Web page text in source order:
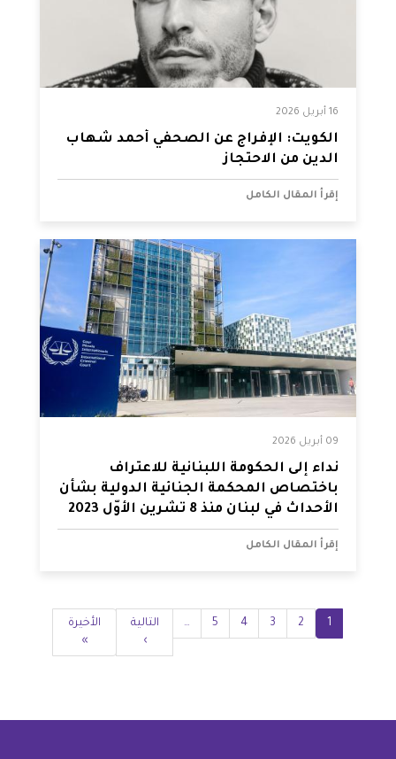
16 أبريل 2026
الكويت: الإفراج عن الصحفي أحمد شهاب
الدين من الاحتجاز
إقرأ المقال الكامل
09 أبريل 2026
نداء إلى الحكومة اللبنانية للاعتراف
باختصاص المحكمة الجنائية الدولية بشأن
الأحداث في لبنان منذ 8 تشرين الأوّل 2023
إقرأ المقال الكامل
Pagination
Current
page
1 الصفحة
2 الصفحة
3 الصفحة
4 الصفحة
5
…
Next
page
التالية
›
Last
page
الأخيرة
»